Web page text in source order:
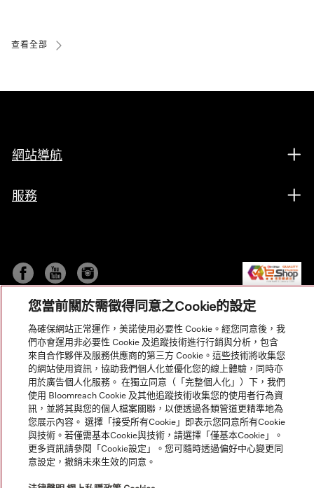
查看全部
網站導航
服務
© Copyright, Miele Hong Kong Ltd. All rights reserved.
您當前關於需徵得同意之Cookie的設定
為確保網站正常運作，美諾使用必要性 Cookie。經您同意後，我
們亦會運用非必要性 Cookie 及追蹤技術進行行銷與分析，包含
來自合作夥伴及服務供應商的第三方 Cookie。這些技術將收集您
的網站使用資訊，協助我們個人化並優化您的線上體驗，同時亦
用於廣告個人化服務。 在獨立同意（「完整個人化」）下，我們
使用 Bloomreach Cookie 及其他追蹤技術收集您的使用者行為資
訊，並將其與您的個人檔案關聯，以便透過各類管道更精準地為
您展示內容。 選擇「接受所有Cookie」即表示您同意所有Cookie
與技術。若僅需基本Cookie與技術，請選擇「僅基本Cookie」。
更多資訊請參閱「Cookie設定」。您可隨時透過偏好中心變更同
意設定，撤銷未來生效的同意。